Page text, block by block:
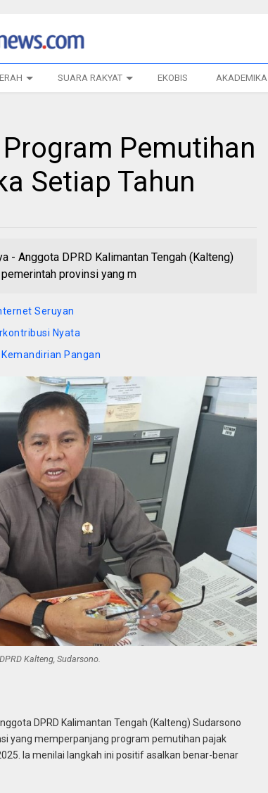
SUARA RAKYAT EKOBIS AKADEMIKA
Pemutihan
Setiap Tahun
- Anggota DPRD Kalimantan Tengah (Kalteng)
provinsi yang m
Seruyan
Nyata
Pangan
Kalteng, Sudarsono.
DPRD Kalimantan Tengah (Kalteng) Sudarsono
yang memperpanjang program pemutihan pajak
Ia menilai langkah ini positif asalkan benar-benar